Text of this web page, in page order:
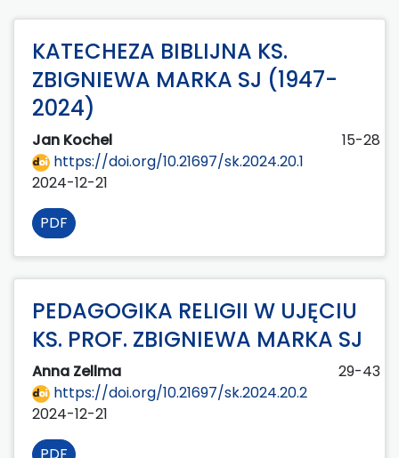
KATECHEZA BIBLIJNA KS.
ZBIGNIEWA MARKA SJ (1947-
2024)
Jan Kochel
15-28
https://doi.org/10.21697/sk.2024.20.1
2024-12-21
PDF
PEDAGOGIKA RELIGII W UJĘCIU
KS. PROF. ZBIGNIEWA MARKA SJ
Anna Zellma
29-43
https://doi.org/10.21697/sk.2024.20.2
2024-12-21